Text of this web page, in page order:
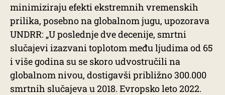
minimiziraju efekti ekstremnih vremenskih
prilika, posebno na globalnom jugu, upozorava
UNDRR: „U poslednje dve decenije, smrtni
slučajevi izazvani toplotom među ljudima od 65
i više godina su se skoro udvostručili na
globalnom nivou, dostigavši približno 300.000
smrtnih slučajeva u 2018. Evropsko leto 2022.